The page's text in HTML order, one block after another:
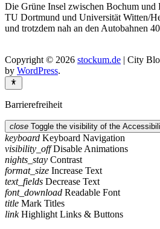
Die Grüne Insel zwischen Bochum und
TU Dortmund und Universität Witten/
und trotzdem nah an den Autobahnen
Copyright © 2026 stockum.de | City
by WordPress.
Barrierefreiheit
close Toggle the visibility of the
keyboard Keyboard Navigation
visibility_off Disable Animations
nights_stay Contrast
format_size Increase Text
text_fields Decrease Text
font_download Readable Font
title Mark Titles
link Highlight Links & Buttons